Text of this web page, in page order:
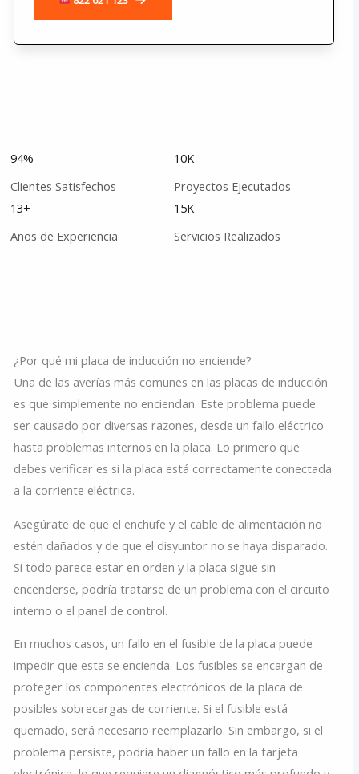
94%
Clientes Satisfechos
10K
Proyectos Ejecutados
13+
Años de Experiencia
15K
Servicios Realizados
¿Por qué mi placa de inducción no enciende?
Una de las averías más comunes en las placas de inducción
es que simplemente no enciendan. Este problema puede
ser causado por diversas razones, desde un fallo eléctrico
hasta problemas internos en la placa. Lo primero que
debes verificar es si la placa está correctamente conectada
a la corriente eléctrica.
Asegúrate de que el enchufe y el cable de alimentación no
estén dañados y de que el disyuntor no se haya disparado.
Si todo parece estar en orden y la placa sigue sin
encenderse, podría tratarse de un problema con el circuito
interno o el panel de control.
En muchos casos, un fallo en el fusible de la placa puede
impedir que esta se encienda. Los fusibles se encargan de
proteger los componentes electrónicos de la placa de
posibles sobrecargas de corriente. Si el fusible está
quemado, será necesario reemplazarlo. Sin embargo, si el
problema persiste, podría haber un fallo en la tarjeta